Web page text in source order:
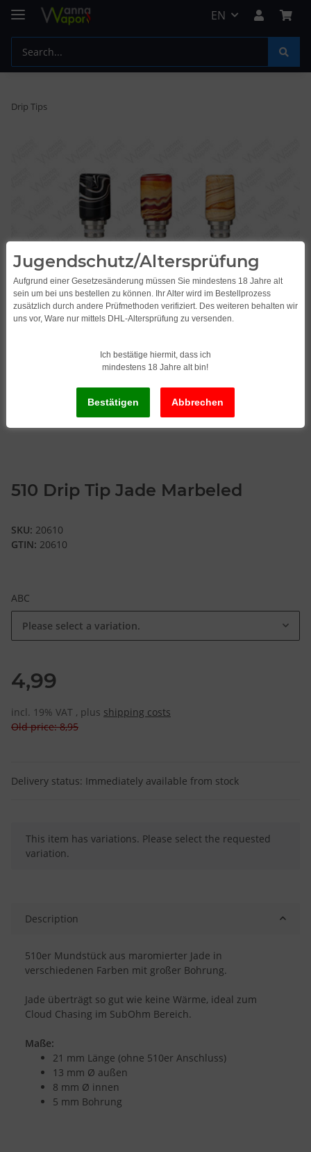
EN
Drip Tips
510 Drip Tip Jade Marbeled
SKU: 20610
GTIN: 20610
ABC
Please select a variation.
4,99
incl. 19% VAT , plus shipping costs
Old price: 8,95
Delivery status: Immediately available from stock
x
This item has variations. Please select the requested
variation.
Description
510er Mundstück aus maromierter Jade in
verschiedenen Farben mit großer Bohrung.
Jade überträgt so gut wie keine Wärme, ideal zum
Cloud Chasing im SubOhm Bereich.
Maße:
21 mm Länge (ohne 510er Anschluss)
13 mm Ø außen
8 mm Ø innen
5 mm Bohrung
Jugendschutz/Altersprüfung
Aufgrund einer Gesetzesänderung müssen Sie mindestens 18 Jahre alt
sein um bei uns bestellen zu können. Ihr Alter wird im Bestellprozess
zusätzlich durch andere Prüfmethoden verifiziert. Des weiteren behalten wir
uns vor, Ware nur mittels DHL-Altersprüfung zu versenden.
Ich bestätige hiermit, dass ich
mindestens 18 Jahre alt bin!